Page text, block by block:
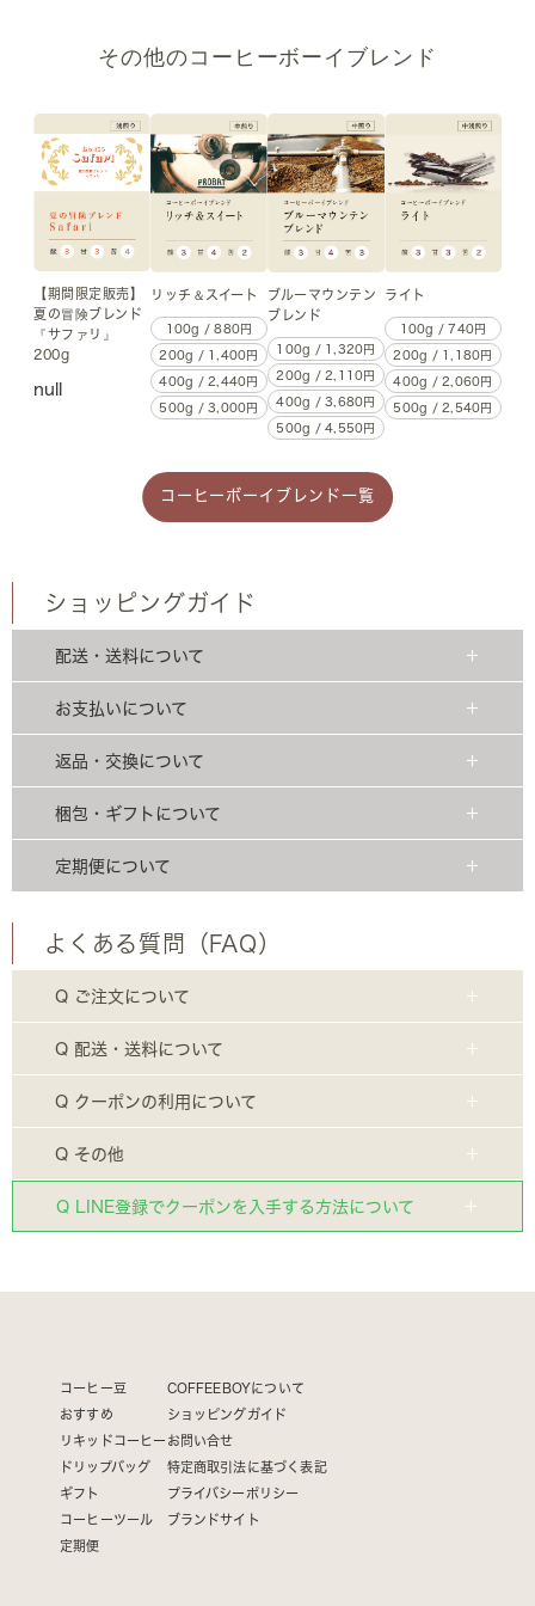
その他のコーヒーボーイブレンド
【期間限定販売】
夏の冒険ブレンド
『サファリ』
200g
null
リッチ＆スイート
100g / 880円
200g / 1,400円
400g / 2,440円
500g / 3,000円
ブルーマウンテン
ブレンド
100g / 1,320円
200g / 2,110円
400g / 3,680円
500g / 4,550円
ライト
100g / 740円
200g / 1,180円
400g / 2,060円
500g / 2,540円
コーヒーボーイブレンド一覧
ショッピングガイド
配送・送料について
お支払いについて
返品・交換について
梱包・ギフトについて
定期便について
よくある質問（FAQ）
Q ご注文について
Q 配送・送料について
Q クーポンの利用について
Q その他
Q LINE登録でクーポンを入手する方法について
コーヒー豆
おすすめ
リキッドコーヒー
ドリップバッグ
ギフト
コーヒーツール
定期便
COFFEEBOYについて
ショッピングガイド
お問い合せ
特定商取引法に基づく表記
プライバシーポリシー
ブランドサイト